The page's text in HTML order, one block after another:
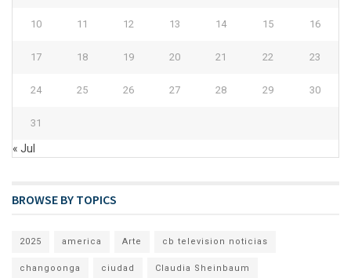
10 11 12 13 14 15 16
17 18 19 20 21 22 23
24 25 26 27 28 29 30
31
« Jul
BROWSE BY TOPICS
2025 america Arte cb television noticias
changoonga ciudad Claudia Sheinbaum